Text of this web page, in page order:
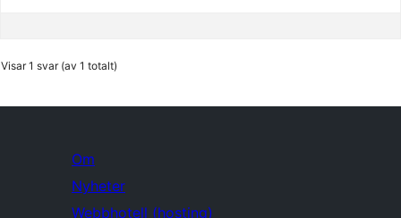
Visar 1 svar (av 1 totalt)
Om
Nyheter
Webbhotell (hosting)